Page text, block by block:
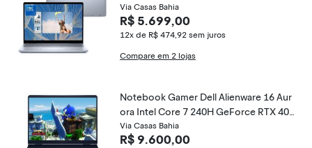
re™ i5 8GB 512GB SSD Windows 11 Prat
a Gelo
Via Casas Bahia
R$ 5.699,00
12x de R$ 474,92 sem juros
Compare em 2 lojas
Notebook Gamer Dell Alienware 16 Aur
ora Intel Core 7 240H GeForce RTX 405
0 16" 16GB SSD 1TB Windows 11
Via Casas Bahia
R$ 9.600,00